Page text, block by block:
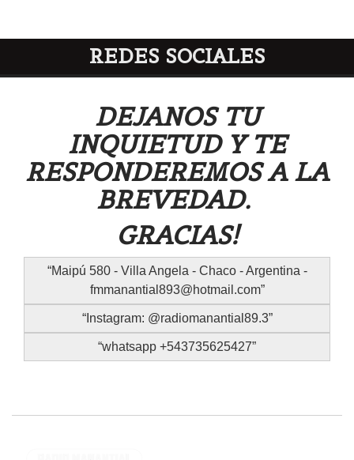
REDES SOCIALES
DEJANOS TU
INQUIETUD Y TE
RESPONDEREMOS A LA
BREVEDAD.
GRACIAS!
Maipú 580 - Villa Angela - Chaco - Argentina -
fmmanantial893@hotmail.com
Instagram: @radiomanantial89.3
whatsapp +543735625427